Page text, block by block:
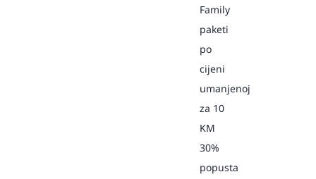
Family
paketi
po
cijeni
umanjenoj
za 10
KM
30%
popusta